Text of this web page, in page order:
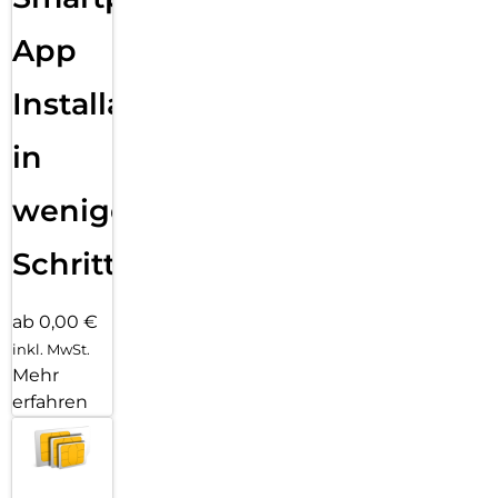
App
Installation
in
wenigen
Schritten
ab 0,00 €
inkl. MwSt.
Mehr
erfahren